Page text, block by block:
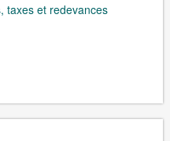
taxes et redevances